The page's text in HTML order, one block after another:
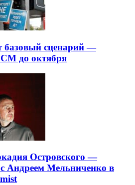
базовый сценарий —
до октября
Островского —
Андреем Мельниченко в